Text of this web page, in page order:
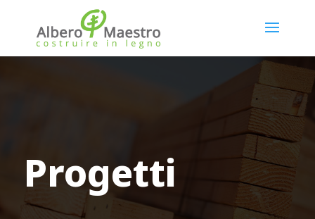
Progetti